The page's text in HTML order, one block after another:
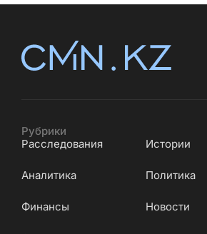
Рубрики
Расследования
Истории
Аналитика Политика
Финансы Новости